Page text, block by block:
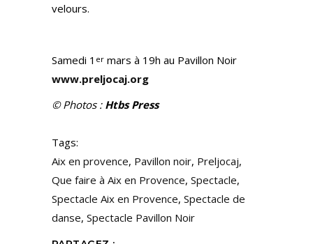
velours.
Samedi 1 er mars à 19h au Pavillon Noir
www.preljocaj.org
© Photos : Htbs Press
Tags:
Aix en provence, Pavillon noir, Preljocaj,
Que faire à Aix en Provence, Spectacle,
Spectacle Aix en Provence, Spectacle de
danse, Spectacle Pavillon Noir